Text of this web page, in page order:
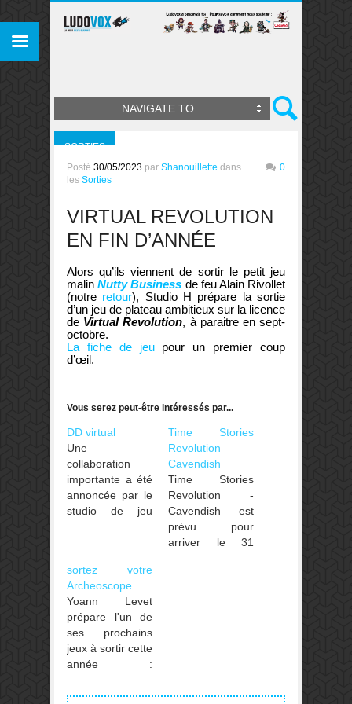
NAVIGATE TO...
SORTIES
Posté 30/05/2023 par Shanouillette dans
les Sorties
0
VIRTUAL REVOLUTION
EN FIN D’ANNÉE
Alors qu’ils viennent de sortir le petit jeu
malinNutty Business de feu Alain Rivollet
(notre retour), Studio H prépare la sortie
d’un jeu de plateau ambitieux sur la licence
de Virtual Revolution, à paraitre en sept-
octobre.
La fiche de jeupour un premier coup
d’œil.
Vous serez peut-être intéressés par...
DD virtual
Une
collaboration
importante a été
annoncée par le
studio de jeu
Resolution
Games et
Wizards of the
Coast.
Resolution va
entamer le
développement
Dungeons &
Time Stories
Revolution –
Cavendish
Time Stories
Revolution -
Cavendish est
prévu pour
arriver le 31
Angleterre, à la
sortez votre
Archeoscope
Yoann Levet
prépare l'un de
ses prochains
jeux à sortir cette
année :
chez Ludonaute,